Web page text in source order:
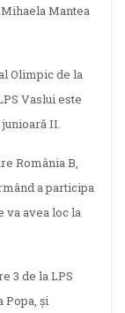
Mantea
Olimpic de la
Vaslui este
II.
România B,
a participa
va avea loc la
3 de la LPS
Popa, și